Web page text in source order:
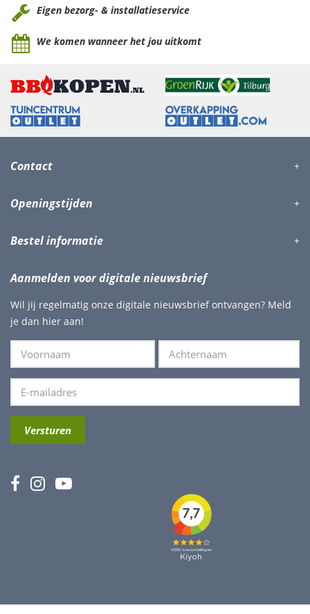
Eigen bezorg- & installatieservice
We komen wanneer het jou uitkomt
Contact
Openingstijden
Bestel informatie
Aanmelden voor digitale nieuwsbrief
Wil jij regelmatig onze digitale nieuwsbrief ontvangen? Meld
je dan hier aan!